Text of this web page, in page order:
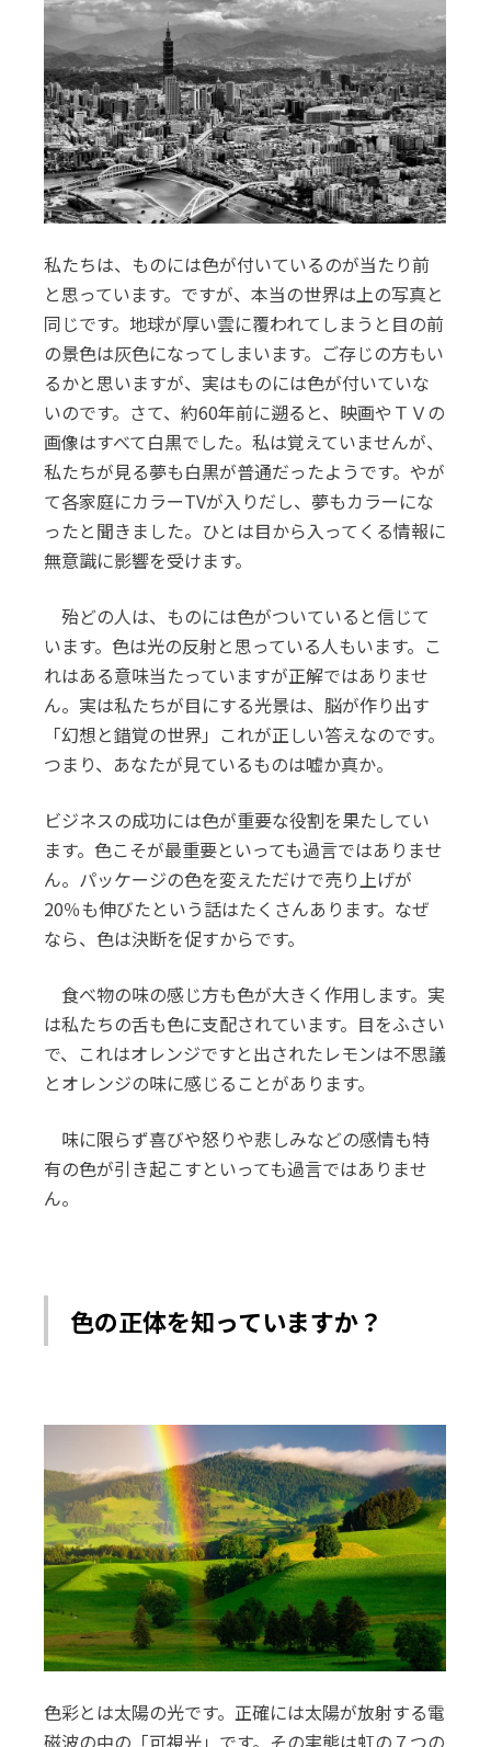
私たちは、ものには色が付いているのが当たり前
と思っています。ですが、本当の世界は上の写真と
同じです。地球が厚い雲に覆われてしまうと目の前
の景色は灰色になってしまいます。ご存じの方もい
るかと思いますが、実はものには色が付いていな
いのです。さて、約60年前に遡ると、映画やＴＶの
画像はすべて白黒でした。私は覚えていませんが、
私たちが見る夢も白黒が普通だったようです。やが
て各家庭にカラーTVが入りだし、夢もカラーにな
ったと聞きました。ひとは目から入ってくる情報に
無意識に影響を受けます。
殆どの人は、ものには色がついていると信じて
います。色は光の反射と思っている人もいます。こ
れはある意味当たっていますが正解ではありませ
ん。実は私たちが目にする光景は、脳が作り出す
「幻想と錯覚の世界」これが正しい答えなのです。
つまり、あなたが見ているものは嘘か真か。
ビジネスの成功には色が重要な役割を果たしてい
ます。色こそが最重要といっても過言ではありませ
ん。パッケージの色を変えただけで売り上げが
20％も伸びたという話はたくさんあります。なぜ
なら、色は決断を促すからです。
食べ物の味の感じ方も色が大きく作用します。実
は私たちの舌も色に支配されています。目をふさい
で、これはオレンジですと出されたレモンは不思議
とオレンジの味に感じることがあります。
味に限らず喜びや怒りや悲しみなどの感情も特
有の色が引き起こすといっても過言ではありませ
ん。
色の正体を知っていますか？
色彩とは太陽の光です。正確には太陽が放射する電
磁波の中の「可視光」です。その実態は虹の７つの